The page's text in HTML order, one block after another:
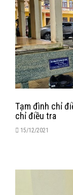
Tạm đình chỉ
chỉ điều tra
15/12/2021